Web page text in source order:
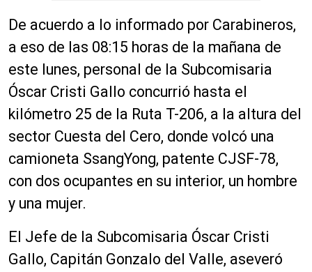
De acuerdo a lo informado por Carabineros,
a eso de las 08:15 horas de la mañana de
este lunes, personal de la Subcomisaria
Óscar Cristi Gallo concurrió hasta el
kilómetro 25 de la Ruta T-206, a la altura del
sector Cuesta del Cero, donde volcó una
camioneta SsangYong, patente CJSF-78,
con dos ocupantes en su interior, un hombre
y una mujer.
El Jefe de la Subcomisaria Óscar Cristi
Gallo, Capitán Gonzalo del Valle, aseveró